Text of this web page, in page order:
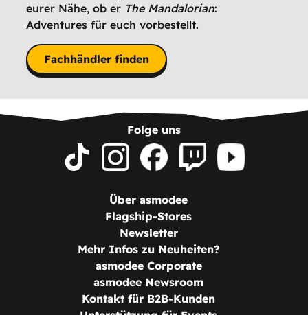
eurer Nähe, ob er The Mandalorian:
Adventures für euch vorbestellt.
Fachhändler finden
Folge uns
Über asmodee
Flagship-Stores
Newsletter
Mehr Infos zu Neuheiten?
asmodee Corporate
asmodee Newsroom
Kontakt für B2B-Kunden